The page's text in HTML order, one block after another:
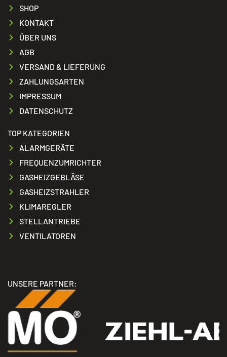
SHOP
KONTAKT
ÜBER UNS
AGB
VERSAND & LIEFERUNG
ZAHLUNGSARTEN
IMPRESSUM
DATENSCHUTZ
TOP KATEGORIEN
ALARMGERÄTE
FREQUENZUMRICHTER
GASHEIZGEBLÄSE
GASHEIZSTRAHLER
KLIMAREGLER
STELLANTRIEBE
VENTILATOREN
UNSERE PARTNER: